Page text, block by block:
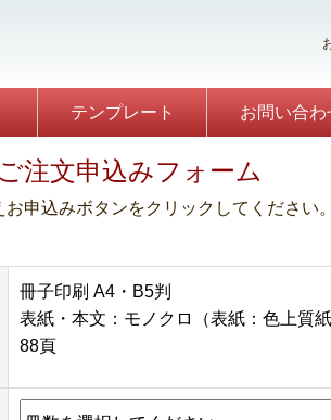
テンプレート お問い合わ
注文申込みフォーム
お申込みボタンをクリックしてください
冊子印刷 A4・B5判
表紙・本文：モノクロ（表紙：色上質
88頁